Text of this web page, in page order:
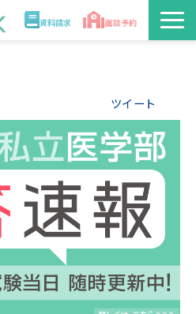
資料請求 面談予約
ツイート